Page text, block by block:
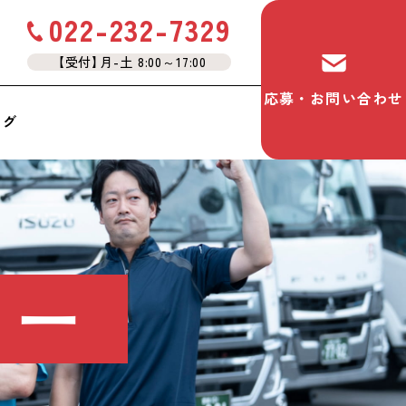
022-232-7329
【受付】 月-土 8:00～17:00
応募・お問い合わせ